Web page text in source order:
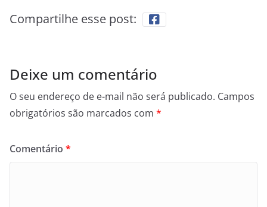
Compartilhe esse post:
Deixe um comentário
O seu endereço de e-mail não será publicado. Campos
obrigatórios são marcados com *
Comentário *